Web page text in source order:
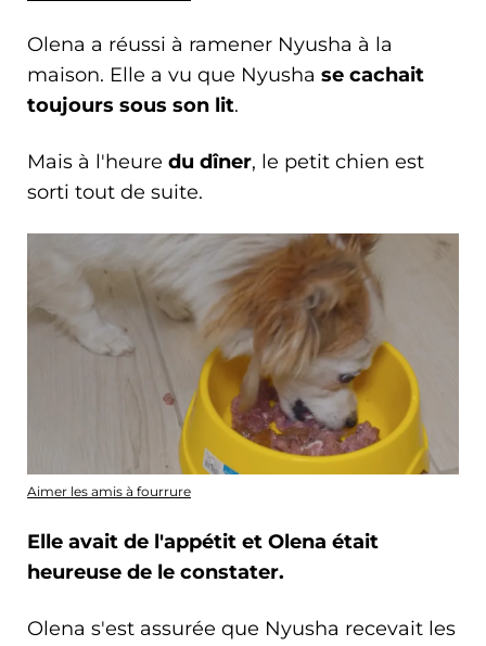
Olena a réussi à ramener Nyusha à la
maison. Elle a vu que Nyusha se cachait
toujours sous son lit.
Mais à l'heure du dîner, le petit chien est
sorti tout de suite.
Aimer les amis à fourrure
Elle avait de l'appétit et Olena était
heureuse de le constater.
Olena s'est assurée que Nyusha recevait les